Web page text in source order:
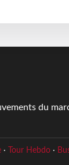
du
· Tour Hebdo·